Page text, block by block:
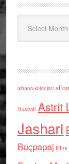
albano kolonjari
Bushati Astrit
Jashari
Buçpapaj